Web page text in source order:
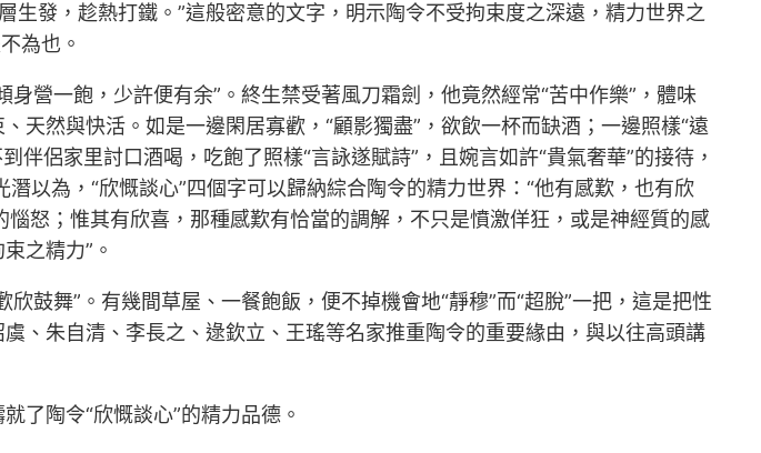
發，趁熱打鐵。”這般密意的文字，明示陶令不受拘束度之深遠，精力世界之
為也。
營一飽，少許便有余”。終生禁受著風刀霜劍，他竟然經常“苦中作樂”，體味
天然與快活。如是一邊閑居寡歡，“顧影獨盡”，欲飲一杯而缺酒；一邊照樣“遠
侶家里討口酒喝，吃飽了照樣“言詠遂賦詩”，且婉言如許“貴氣奢華”的接待，
以為，“欣慨談心”四個字可以歸納綜合陶令的精力世界：“他有感歎，也有欣
怒；惟其有欣喜，那種感歎有恰當的調解，不只是憤激佯狂，或是神經質的感
之精力”。
鼓舞”。有幾間草屋、一餐飽飯，便不掉機會地“靜穆”而“超脫”一把，這是把性
、朱自清、李長之、逯欽立、王瑤等名家推重陶令的重要緣由，與以往高頭講
了陶令“欣慨談心”的精力品德。